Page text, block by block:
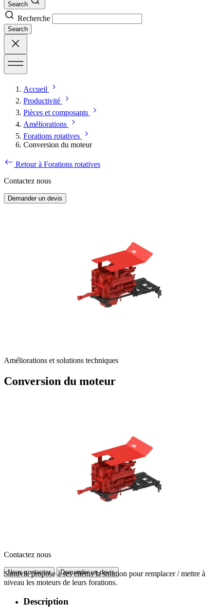
Search
Recherche
Search
Accueil
Productivité
Pièces et composants
Améliorations
Forations rotatives
Conversion du moteur
Retour à Forations rotatives
Contactez nous
Demander un devis
Améliorations et solutions techniques
Conversion du moteur
Contactez nous
Nous contacter Demander un devis
Sandvik propose à ses clients la solution pour remplacer / mettre à
niveau les moteurs de leurs forations.
Description